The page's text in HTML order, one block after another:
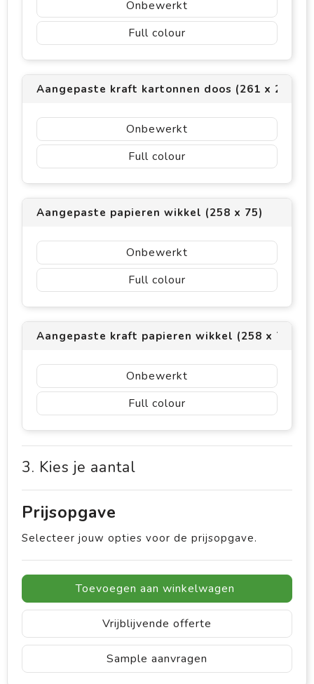
Onbewerkt
Full colour
Aangepaste kraft kartonnen doos (261 x 228)
Onbewerkt
Full colour
Aangepaste papieren wikkel (258 x 75)
Onbewerkt
Full colour
Aangepaste kraft papieren wikkel (258 x 75)
Onbewerkt
Full colour
3. Kies je aantal
Prijsopgave
Selecteer jouw opties voor de prijsopgave.
Toevoegen aan winkelwagen
Vrijblijvende offerte
Sample aanvragen